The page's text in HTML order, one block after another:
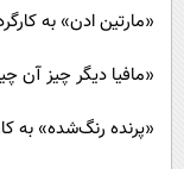
«مارتین ادن» به
«مافیا دیگر چیز آن
«پرنده رنگ‌شده» به